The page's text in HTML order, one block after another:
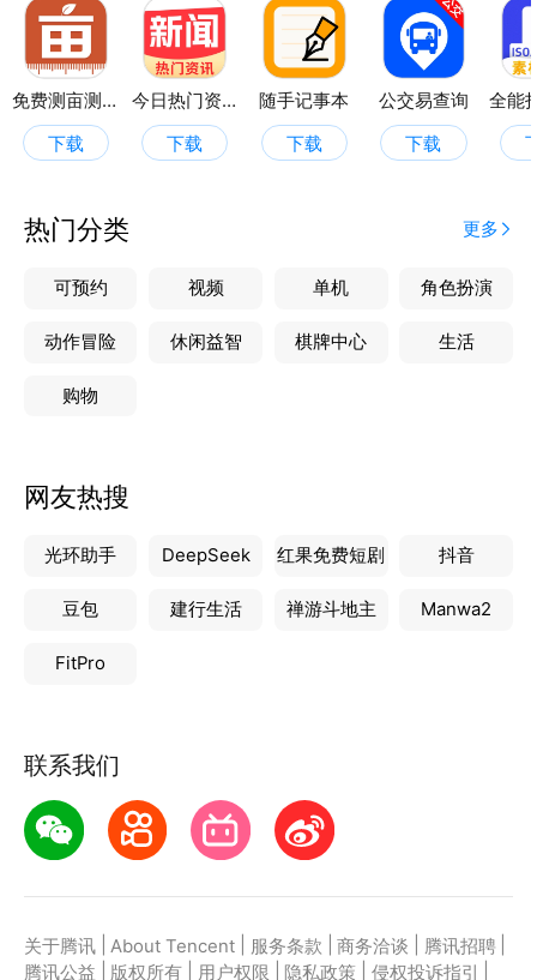
短信闪光：接收到短信时，手机会触发闪光提醒，用户
可根据需要，设置不同的闪光模式，快速区分短信，提
高信息处理效率。
通知闪光：对于各类应用通知，如社交软件消息、邮件
务。用户可为不同应用设置专属闪光样式，让通知提醒
是电话、短信还是各类即时通讯软件，都能通过闪光灯
捷、有序。
免费测亩测量仪
下载
今日热门资讯
下载
随手记事本
下载
公交易查询
下载
热门分类 更多
可预约 视频 单机 角色扮演
动作冒险 休闲益智 棋牌中心 生活
购物
网友热搜
光环助手 DeepSeek 红果免费短剧 抖音
豆包 建行生活 禅游斗地主 Manwa2
FitPro
联系我们
关于腾讯 About Tencent 服务条款 商务洽谈 腾讯招聘
腾讯公益
版权所有 用户权限 隐私政策 侵权投诉指引